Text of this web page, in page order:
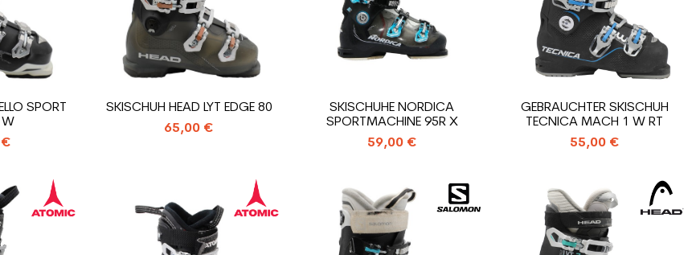
SPORT
W
€
SKISCHUH HEAD LYT EDGE 80
65,00 €
SKISCHUHE NORDICA
SPORTMACHINE 95R X
59,00 €
GEBRAUCHTER SKISCHUH
TECNICA MACH 1 W RT
55,00 €